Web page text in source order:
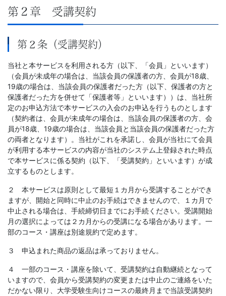
第２章 受講契約
第２条（受講契約）
当社と本サービスを利用される方（以下、「会員」といいます）
（会員が未成年の場合は、当該会員の保護者の方、会員が18歳、
19歳の場合は、当該会員の保護者だった方（以下、保護者の方と
保護者だった方を併せて「保護者等」といいます））は、当社所
定のお申込方法で本サービスの入会のお申込を行うものとします
（契約者は、会員が未成年の場合は、当該会員の保護者の方、会
員が18歳、19歳の場合は、当該会員と当該会員の保護者だった方
の両者となります）。当社がこれを承諾し、会員が当社にて会員
が利用する本サービスの内容が当社のシステム上登録された時点
で本サービスに係る契約（以下、「受講契約」といいます）が成
立するものとします。
２ 本サービスは原則として最短１カ月から受講することができ
ますが、開始と同時に中止のお手続はできませんので、１カ月で
中止される場合は、手続締切日までにお手続ください。受講開始
月の選択によっては２カ月からの受講になる場合があります。一
部のコース・講座は別途規約で定めます。
３ 申込まれた商品の返品は承っておりません。
４ 一部のコース・講座を除いて、受講契約は自動継続となって
いますので、会員から受講契約の変更または中止のご連絡をいた
だかない限り、大学受験生向けコースの最終月まで当該受講契約